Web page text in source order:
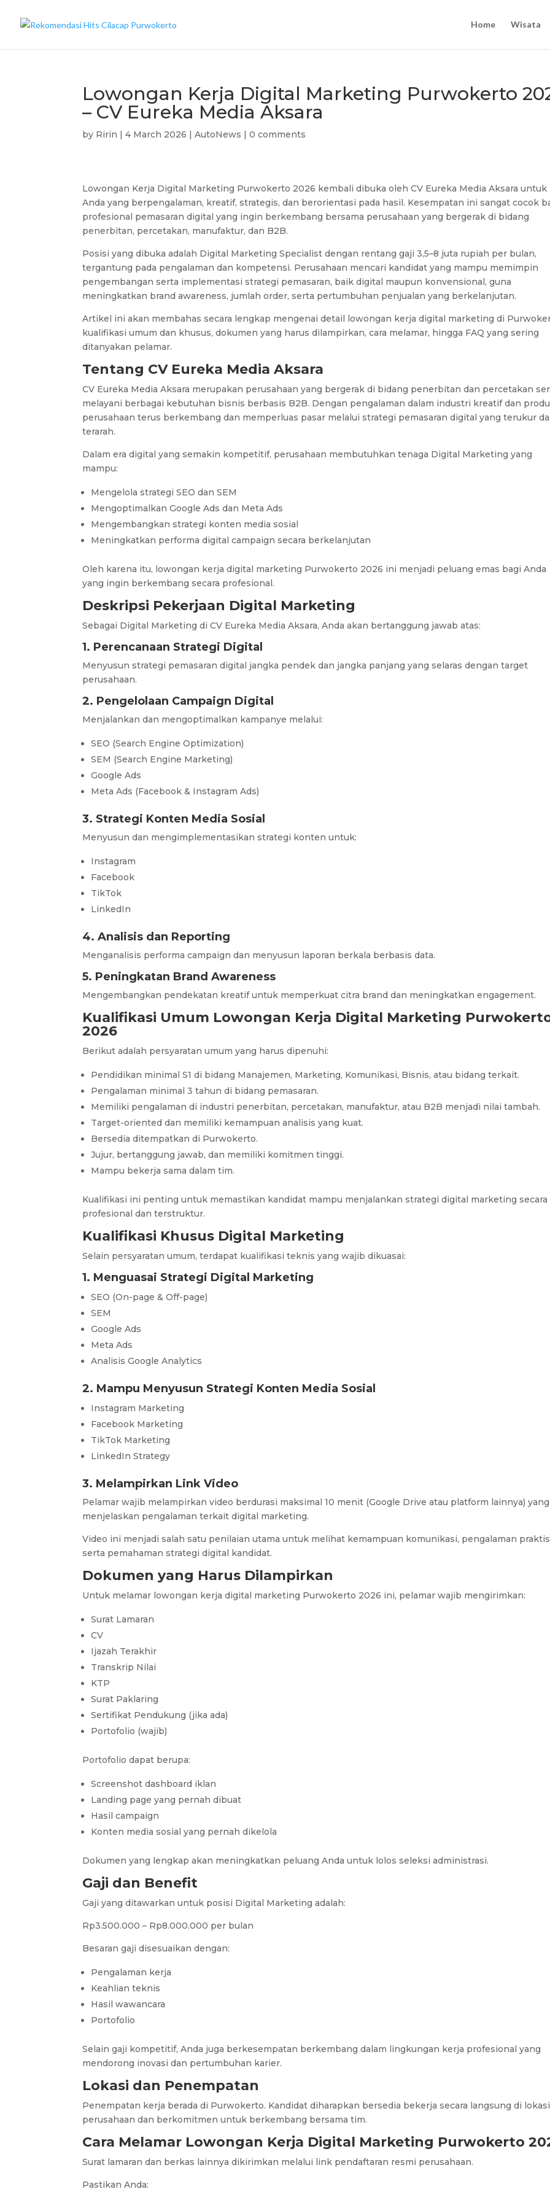
Home Wisata
Lowongan Kerja Digital Marketing Purwokerto
– CV Eureka Media Aksara
by Ririn |4 March 2026 |AutoNews |0 comments
Lowongan Kerja Digital Marketing Purwokerto 2026 kembali dibuka oleh CV Eureka Media Aksara untuk
Anda yang berpengalaman, kreatif, strategis, dan berorientasi pada hasil. Kesempatan ini sangat cocok
profesional pemasaran digital yang ingin berkembang bersama perusahaan yang bergerak di bidang
penerbitan, percetakan, manufaktur, dan B2B.
Posisi yang dibuka adalah Digital Marketing Specialist dengan rentang gaji 3,5–8 juta rupiah per bulan,
tergantung pada pengalaman dan kompetensi. Perusahaan mencari kandidat yang mampu memimpin
pengembangan serta implementasi strategi pemasaran, baik digital maupun konvensional, guna
meningkatkan brand awareness, jumlah order, serta pertumbuhan penjualan yang berkelanjutan.
Artikel ini akan membahas secara lengkap mengenai detail lowongan kerja digital marketing di
kualifikasi umum dan khusus, dokumen yang harus dilampirkan, cara melamar, hingga FAQ yang sering
ditanyakan pelamar.
Tentang CV Eureka Media Aksara
CV Eureka Media Aksara merupakan perusahaan yang bergerak di bidang penerbitan dan percetakan
melayani berbagai kebutuhan bisnis berbasis B2B. Dengan pengalaman dalam industri kreatif dan
perusahaan terus berkembang dan memperluas pasar melalui strategi pemasaran digital yang terukur
terarah.
Dalam era digital yang semakin kompetitif, perusahaan membutuhkan tenaga Digital Marketing yang
mampu:
Mengelola strategi SEO dan SEM
Mengoptimalkan Google Ads dan Meta Ads
Mengembangkan strategi konten media sosial
Meningkatkan performa digital campaign secara berkelanjutan
Oleh karena itu, lowongan kerja digital marketing Purwokerto 2026 ini menjadi peluang emas bagi Anda
yang ingin berkembang secara profesional.
Deskripsi Pekerjaan Digital Marketing
Sebagai Digital Marketing di CV Eureka Media Aksara, Anda akan bertanggung jawab atas:
1. Perencanaan Strategi Digital
Menyusun strategi pemasaran digital jangka pendek dan jangka panjang yang selaras dengan target
perusahaan.
2. Pengelolaan Campaign Digital
Menjalankan dan mengoptimalkan kampanye melalui:
SEO (Search Engine Optimization)
SEM (Search Engine Marketing)
Google Ads
Meta Ads (Facebook & Instagram Ads)
3. Strategi Konten Media Sosial
Menyusun dan mengimplementasikan strategi konten untuk:
Instagram
Facebook
TikTok
LinkedIn
4. Analisis dan Reporting
Menganalisis performa campaign dan menyusun laporan berkala berbasis data.
5. Peningkatan Brand Awareness
Mengembangkan pendekatan kreatif untuk memperkuat citra brand dan meningkatkan engagement.
Kualifikasi Umum Lowongan Kerja Digital Marketing
2026
Berikut adalah persyaratan umum yang harus dipenuhi:
Pendidikan minimal S1 di bidang Manajemen, Marketing, Komunikasi, Bisnis, atau bidang terkait.
Pengalaman minimal 3 tahun di bidang pemasaran.
Memiliki pengalaman di industri penerbitan, percetakan, manufaktur, atau B2B menjadi nilai tambah.
Target-oriented dan memiliki kemampuan analisis yang kuat.
Bersedia ditempatkan di Purwokerto.
Jujur, bertanggung jawab, dan memiliki komitmen tinggi.
Mampu bekerja sama dalam tim.
Kualifikasi ini penting untuk memastikan kandidat mampu menjalankan strategi digital marketing secara
profesional dan terstruktur.
Kualifikasi Khusus Digital Marketing
Selain persyaratan umum, terdapat kualifikasi teknis yang wajib dikuasai:
1. Menguasai Strategi Digital Marketing
SEO (On-page & Off-page)
SEM
Google Ads
Meta Ads
Analisis Google Analytics
2. Mampu Menyusun Strategi Konten Media Sosial
Instagram Marketing
Facebook Marketing
TikTok Marketing
LinkedIn Strategy
3. Melampirkan Link Video
Pelamar wajib melampirkan video berdurasi maksimal 10 menit (Google Drive atau platform lainnya) yang
menjelaskan pengalaman terkait digital marketing.
Video ini menjadi salah satu penilaian utama untuk melihat kemampuan komunikasi, pengalaman
serta pemahaman strategi digital kandidat.
Dokumen yang Harus Dilampirkan
Untuk melamar lowongan kerja digital marketing Purwokerto 2026 ini, pelamar wajib mengirimkan:
Surat Lamaran
CV
Ijazah Terakhir
Transkrip Nilai
KTP
Surat Paklaring
Sertifikat Pendukung (jika ada)
Portofolio (wajib)
Portofolio dapat berupa:
Screenshot dashboard iklan
Landing page yang pernah dibuat
Hasil campaign
Konten media sosial yang pernah dikelola
Dokumen yang lengkap akan meningkatkan peluang Anda untuk lolos seleksi administrasi.
Gaji dan Benefit
Gaji yang ditawarkan untuk posisi Digital Marketing adalah:
Rp3.500.000 – Rp8.000.000 per bulan
Besaran gaji disesuaikan dengan:
Pengalaman kerja
Keahlian teknis
Hasil wawancara
Portofolio
Selain gaji kompetitif, Anda juga berkesempatan berkembang dalam lingkungan kerja profesional yang
mendorong inovasi dan pertumbuhan karier.
Lokasi dan Penempatan
Penempatan kerja berada di Purwokerto. Kandidat diharapkan bersedia bekerja secara langsung di lokasi
perusahaan dan berkomitmen untuk berkembang bersama tim.
Cara Melamar Lowongan Kerja Digital Marketing Purwokerto
Surat lamaran dan berkas lainnya dikirimkan melalui link pendaftaran resmi perusahaan.
Pastikan Anda: